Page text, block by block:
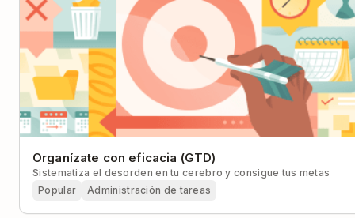
Organízate con eficacia (GTD)
Sistematiza el desorden en tu cerebro y consigue tus metas
Popular
Administración de tareas